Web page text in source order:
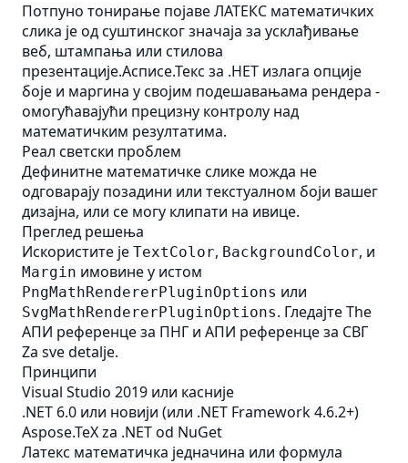
Потпуно тонирање појаве ЛАТЕКС математичких
слика је од суштинског значаја за усклађивање
веб, штампања или стилова
презентације.Асписе.Текс за .НЕТ излага опције
боје и маргина у својим подешавањама рендера -
омогућавајући прецизну контролу над
математичким резултатима.
Реал светски проблем
Дефинитне математичке слике можда не
одговарају позадини или текстуалном боји вашег
дизајна, или се могу клипати на ивице.
Преглед решења
Искористите је TextColor, BackgroundColor, и
Margin имовине у истом
PngMathRendererPluginOptions или
SvgMathRendererPluginOptions. Гледајте The
АПИ референце за ПНГ и АПИ референце за СВГ
Za sve detalje.
Принципи
Visual Studio 2019 или касније
.NET 6.0 или новији (или .NET Framework 4.6.2+)
Aspose.TeX za .NET od NuGet
Латекс математичка једначина или формула